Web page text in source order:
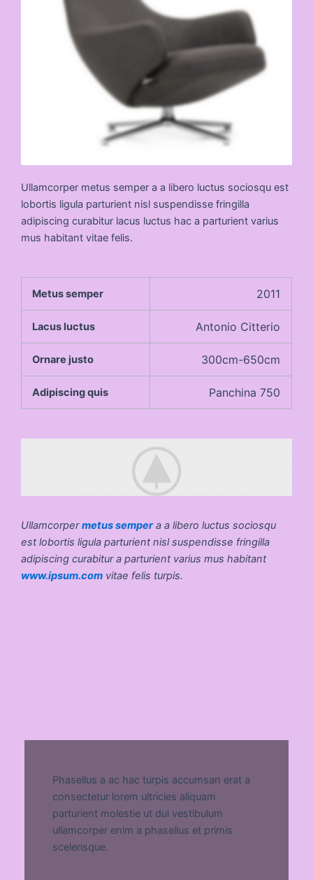
Ullamcorper metus semper a a libero luctus sociosqu est
lobortis ligula parturient nisl suspendisse fringilla
adipiscing curabitur lacus luctus hac a parturient varius
mus habitant vitae felis.
Metus semper 2011
Lacus luctus Antonio Citterio
Ornare justo 300cm-650cm
Adipiscing quis Panchina 750
Ullamcorpermetus sempera a libero luctus sociosqu
est lobortis ligula parturient nisl suspendisse fringilla
adipiscing curabitur a parturient varius mus habitant
www.ipsum.com vitae felis turpis.
Phasellus a ac hac turpis accumsan erat a
consectetur lorem ultricies aliquam
parturient molestie ut dui vestibulum
ullamcorper enim a phasellus et primis
scelerisque.